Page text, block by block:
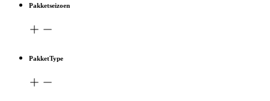
Pakketseizoen
PakketType